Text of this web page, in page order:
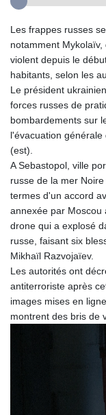
Les frappes russes
notamment
violent depuis le
habitants, selon les
Le président
forces russes de
bombardements sur
l'évacuation
(est).
A Sebastopol, ville
russe de la mer
termes d'un accord
annexée par Moscou
drone qui a explosé
russe, faisant six
Mikhaïl Razvojaïev.
Les autorités ont
antiterroriste après
images mises en
montrent des bris de